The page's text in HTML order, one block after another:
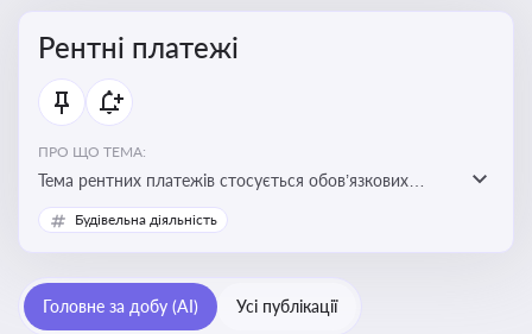
Рентні платежі
ПРО ЩО ТЕМА:
Тема рентних платежів стосується обов’язкових
податкових зборів, які сплачуються за користування
природними ресурсами — надрами, водою, лісами
Будівельна діяльність
Головне за добу (AI) Усі публікації